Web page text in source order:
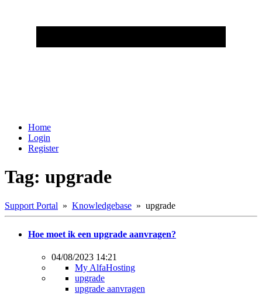
Home
Login
Register
Tag: upgrade
Support Portal » Knowledgebase » upgrade
Hoe moet ik een upgrade aanvragen?
04/08/2023 14:21
My AlfaHosting
upgrade
upgrade aanvragen